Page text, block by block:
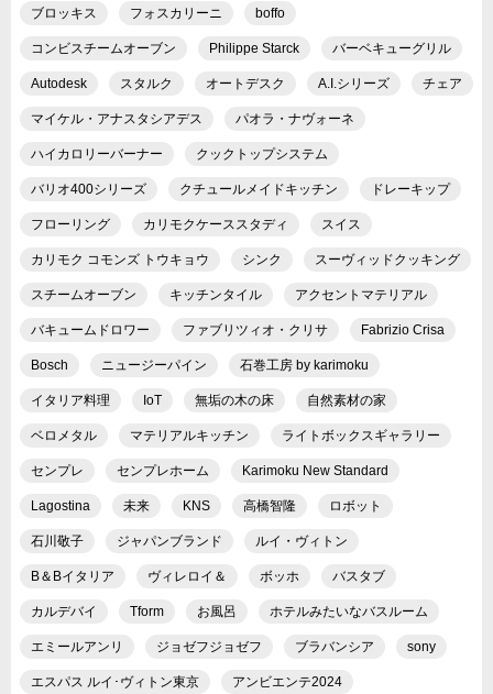
ブロッキス フォスカリーニ boffo
コンビスチームオーブン Philippe Starck バーベキューグリル
Autodesk スタルク オートデスク A.I.シリーズ チェア
マイケル・アナスタシアデス パオラ・ナヴォーネ
ハイカロリーバーナー クックトップシステム
バリオ400シリーズ クチュールメイドキッチン ドレーキップ
フローリング カリモクケーススタディ スイス
カリモク コモンズ トウキョウ シンク スーヴィッドクッキング
スチームオーブン キッチンタイル アクセントマテリアル
バキュームドロワー ファブリツィオ・クリサ Fabrizio Crisa
Bosch ニュージーパイン 石巻工房 by karimoku
イタリア料理 IoT 無垢の木の床 自然素材の家
ベロメタル マテリアルキッチン ライトボックスギャラリー
センプレ センプレホーム Karimoku New Standard
Lagostina 未来 KNS 高橋智隆 ロボット
石川敬子 ジャパンブランド ルイ・ヴィトン
B＆Bイタリア ヴィレロイ＆ ボッホ バスタブ
カルデバイ Tform お風呂 ホテルみたいなバスルーム
エミールアンリ ジョゼフジョゼフ ブラバンシア sony
エスパス ルイ･ヴィトン東京 アンビエンテ2024